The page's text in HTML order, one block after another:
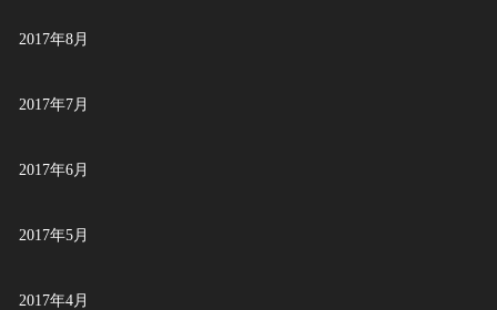
2017年8月
2017年7月
2017年6月
2017年5月
2017年4月